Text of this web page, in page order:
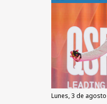
lunes, 3 de